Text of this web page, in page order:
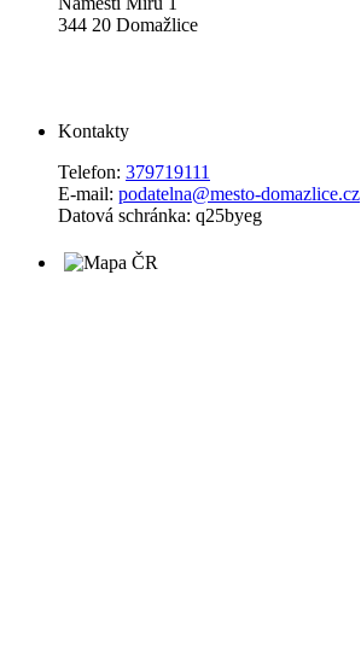
344 20 Domažlice
Kontakty
Telefon: 379719111
E-mail: podatelna@mesto-domazlice.cz
Datová schránka: q25byeg